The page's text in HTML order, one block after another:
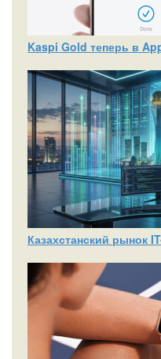
Kaspi Gold теперь в
Казахстанский рынок